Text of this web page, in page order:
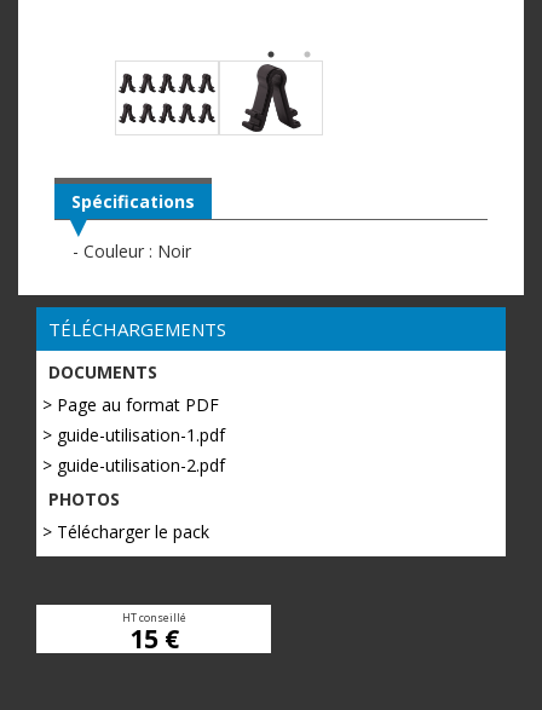
Spécifications
- Couleur : Noir
TÉLÉCHARGEMENTS
DOCUMENTS
> Page au format PDF
> guide-utilisation-1.pdf
> guide-utilisation-2.pdf
PHOTOS
> Télécharger le pack
HT conseillé
15 €